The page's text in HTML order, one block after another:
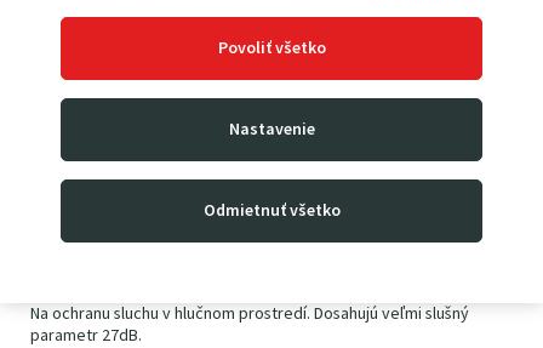
Povoliť všetko
Nastavenie
Odmietnuť všetko
Ochranné slúchadlá 27dB
Na ochranu sluchu v hlučnom prostredí. Dosahujú veľmi slušný
parametr 27dB.